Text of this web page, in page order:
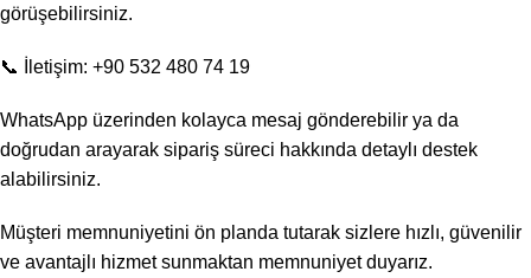
görüşebilirsiniz.
📞 İletişim: +90 532 480 74 19
WhatsApp üzerinden kolayca mesaj gönderebilir ya da
doğrudan arayarak sipariş süreci hakkında detaylı destek
alabilirsiniz.
Müşteri memnuniyetini ön planda tutarak sizlere hızlı, güvenilir
ve avantajlı hizmet sunmaktan memnuniyet duyarız.